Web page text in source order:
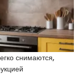
снимаются,